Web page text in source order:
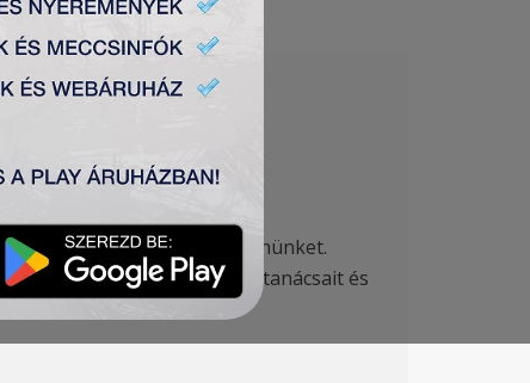
örökre itthagyott bennünket.
fogadtuk építő jellegű tanácsait és